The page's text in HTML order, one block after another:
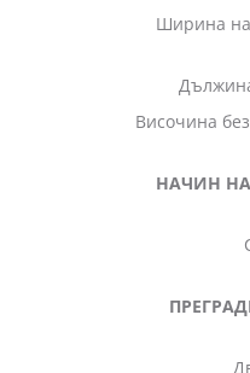
Ширина
Височина
НАЧИН
Две отделни